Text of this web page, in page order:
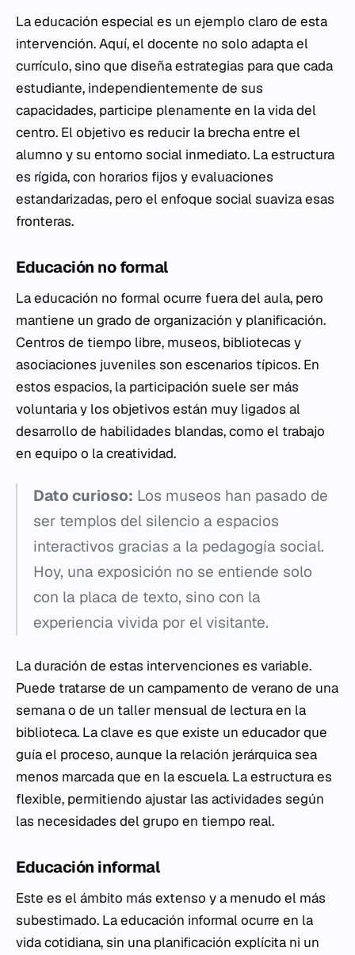
La educación especial es un ejemplo claro de esta
intervención. Aquí, el docente no solo adapta el
currículo, sino que diseña estrategias para que cada
estudiante, independientemente de sus
capacidades, participe plenamente en la vida del
centro. El objetivo es reducir la brecha entre el
alumno y su entorno social inmediato. La estructura
es rígida, con horarios fijos y evaluaciones
estandarizadas, pero el enfoque social suaviza esas
fronteras.
Educación no formal
La educación no formal ocurre fuera del aula, pero
mantiene un grado de organización y planificación.
Centros de tiempo libre, museos, bibliotecas y
asociaciones juveniles son escenarios típicos. En
estos espacios, la participación suele ser más
voluntaria y los objetivos están muy ligados al
desarrollo de habilidades blandas, como el trabajo
en equipo o la creatividad.
Dato curioso: Los museos han pasado de
ser templos del silencio a espacios
interactivos gracias a la pedagogía social.
Hoy, una exposición no se entiende solo
con la placa de texto, sino con la
experiencia vivida por el visitante.
La duración de estas intervenciones es variable.
Puede tratarse de un campamento de verano de una
semana o de un taller mensual de lectura en la
biblioteca. La clave es que existe un educador que
guía el proceso, aunque la relación jerárquica sea
menos marcada que en la escuela. La estructura es
flexible, permitiendo ajustar las actividades según
las necesidades del grupo en tiempo real.
Educación informal
Este es el ámbito más extenso y a menudo el más
subestimado. La educación informal ocurre en la
vida cotidiana, sin una planificación explícita ni un